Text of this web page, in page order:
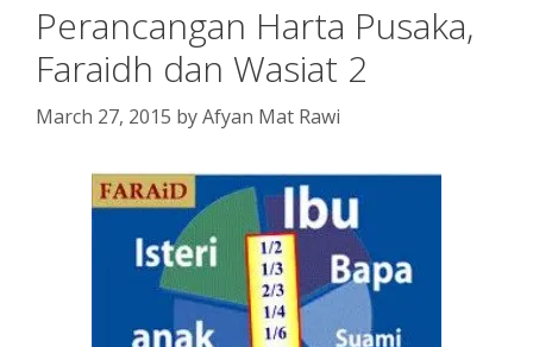
Perancangan Harta Pusaka,
Faraidh dan Wasiat 2
March 27, 2015 byAfyan Mat Rawi